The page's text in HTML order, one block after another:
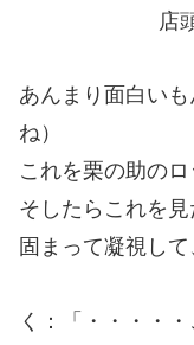
店
あんまり面白い
ね）
これを栗の助のロ
そしたらこれを見
固まって凝視して
く：「・・・・・